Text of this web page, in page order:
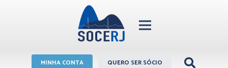
MINHA CONTA QUERO SER SÓCIO